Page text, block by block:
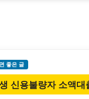
좋은 글
신용불량자 소액대